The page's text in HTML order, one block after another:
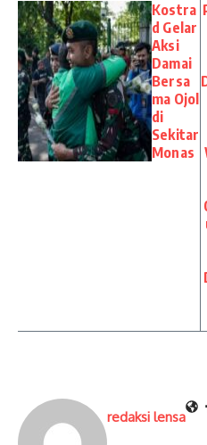
Kostra
d Gelar
Aksi
Damai
Bersa
ma Ojol
di
Sekitar
Monas
redaksi lensa